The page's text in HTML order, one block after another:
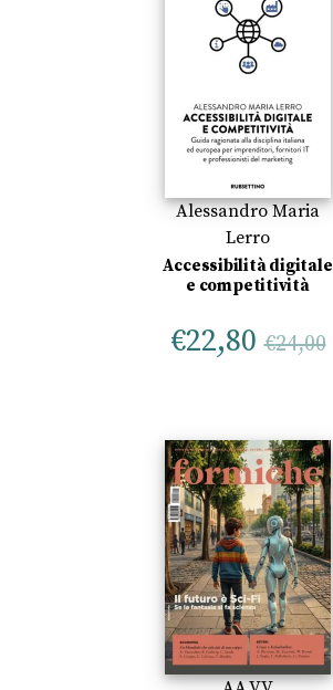
Alessandro Maria
Lerro
Accessibilità digitale
e competitività
€22,80 €24,00